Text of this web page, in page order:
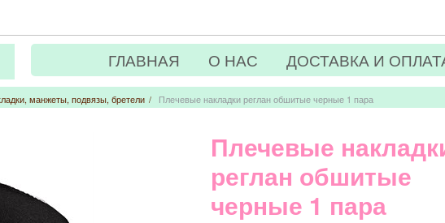
ГЛАВНАЯ О НАС ДОСТАВКА И
манжеты, подвязы, бретели / Плечевые накладки реглан обшитые черные 1 пара
Плечевые
реглан обшитые
черные 1 пара